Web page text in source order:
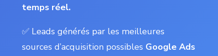
temps réel.
✅ Leads générés par les meilleures
sources d’acquisition possibles Google Ads